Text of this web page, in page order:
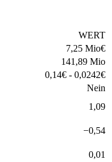
WERT
7,25 Mio€
141,89 Mio
0,14€ - 0,0242€
Nein
1,09
−0,54
0,01